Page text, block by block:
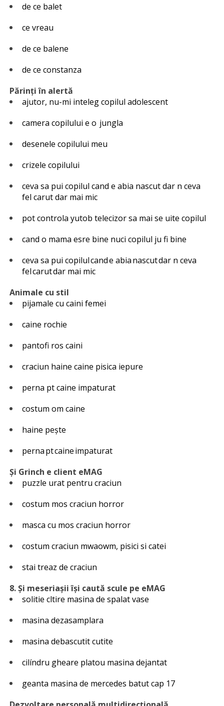
de ce balet
ce vreau
de ce balene
de ce constanza
Părinți în alertă
ajutor, nu-mi inteleg copilul adolescent
camera copilului e o jungla
desenele copilului meu
crizele copilului
ceva sa pui copilul cand e abia nascut dar n ceva
fel carut dar mai mic
pot controla yutob telecizor sa mai se uite copilul
cand o mama esre bine nuci copilul ju fi bine
ceva sa pui copilul cand e abia nascut dar n ceva
fel carut dar mai mic
Animale cu stil
pijamale cu caini femei
caine rochie
pantofi ros caini
craciun haine caine pisica iepure
perna pt caine impaturat
costum om caine
haine pește
perna pt caine impaturat
Și Grinch e client eMAG
puzzle urat pentru craciun
costum mos craciun horror
masca cu mos craciun horror
costum craciun mwaowm, pisici si catei
stai treaz de craciun
8. Și meseriașii își caută scule pe eMAG
solitie cltire masina de spalat vase
masina dezasamplara
masina debascutit cutite
cilíndru gheare platou masina dejantat
geanta masina de mercedes batut cap 17